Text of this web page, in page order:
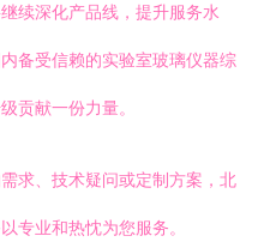
续深化产品线，提升服务水
备受信赖的实验室玻璃仪器综
贡献一份力量。
求、技术疑问或定制方案，北
专业和热忱为您服务。